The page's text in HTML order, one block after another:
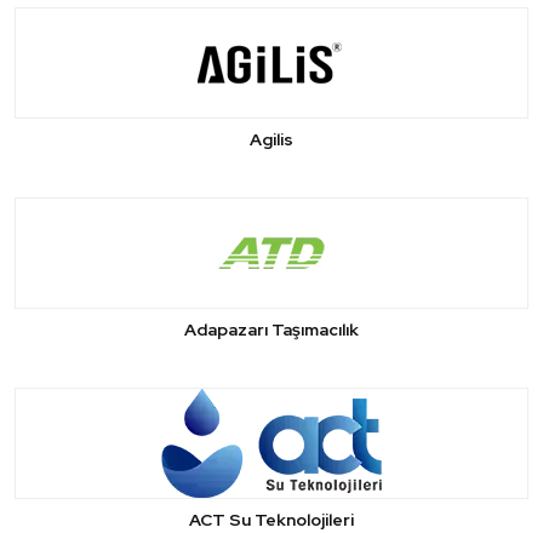
Agilis
Adapazarı Taşımacılık
ACT Su Teknolojileri